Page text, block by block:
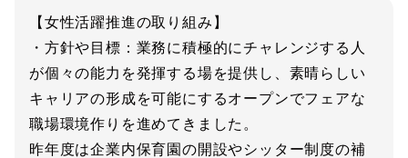
【女性活躍推進の取り組み】
・方針や目標：業務に積極的にチャレンジする人
が個々の能力を発揮する場を提供し、素晴らしい
キャリアの形成を可能にするオープンでフェアな
職場環境作りを進めてきました。
昨年度は企業内保育園の開設やシッター制度の補